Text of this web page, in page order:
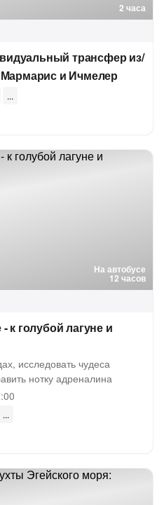
2 часа
трансфер из/
и Ичмелер
На автобусе
12 часов
к голубой лагуне и
исследовать чудеса
нотку адреналина